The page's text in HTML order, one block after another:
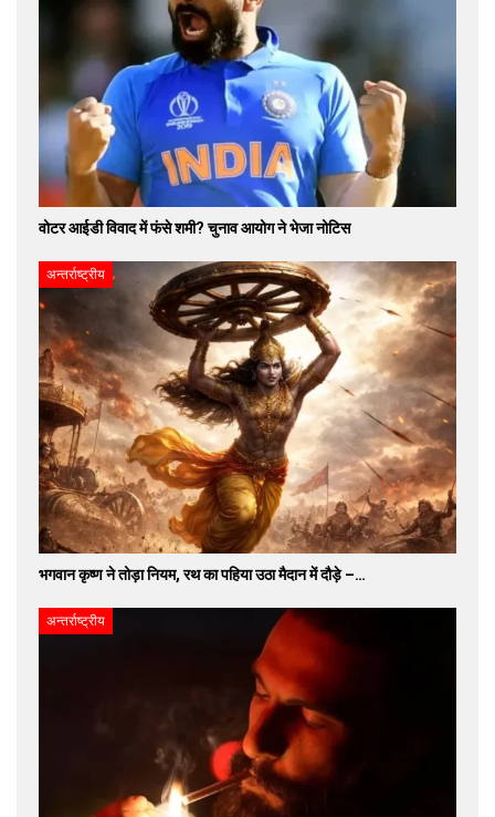
वोटर आईडी विवाद में फंसे शमी? चुनाव आयोग ने भेजा नोटिस
अन्तर्राष्ट्रीय
भगवान कृष्ण ने तोड़ा नियम, रथ का पहिया उठा मैदान में दौड़े –…
अन्तर्राष्ट्रीय